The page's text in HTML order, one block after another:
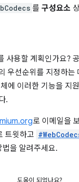
를 구성요소
용할 계획인가요?
우선순위를 지정하는
에 이러한 기능을 지
.
로 이메일을
트윗하고
을 알려주세요.
도움이 되었나요?